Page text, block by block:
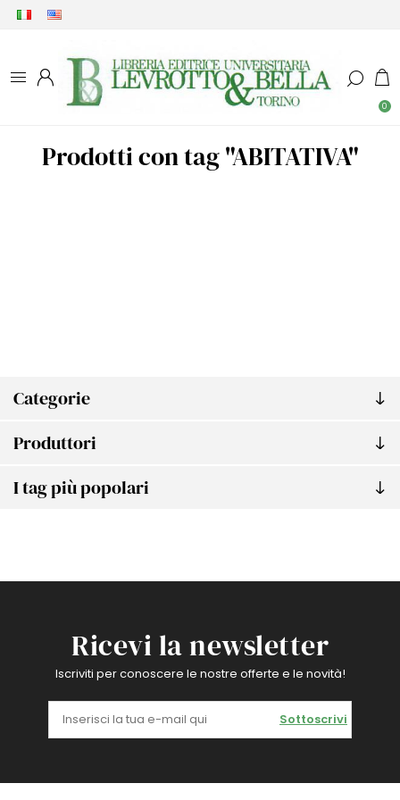
0
Categorie
Produttori
I tag più popolari
Prodotti con tag "ABITATIVA"
Ricevi la newsletter
Iscriviti per conoscere le nostre offerte e le novità!
Sottoscrivi